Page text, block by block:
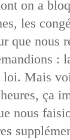
on a
les
que nous
:
loi. Mais
ça
nous